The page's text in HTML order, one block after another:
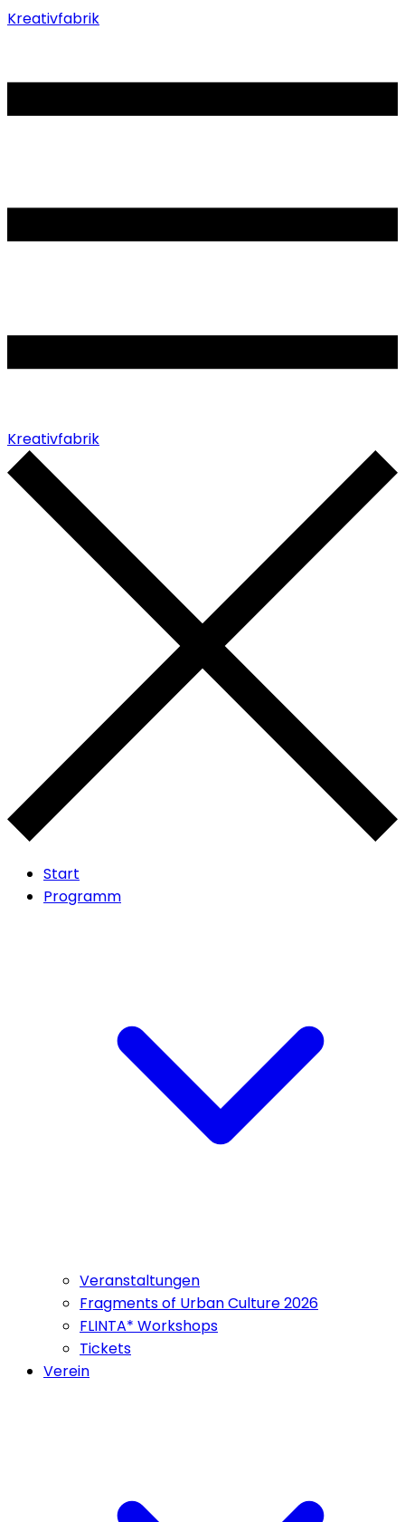
Kreativfabrik
Kreativfabrik
Start
Programm
Veranstaltungen
Fragments of Urban Culture 2026
FLINTA* Workshops
Tickets
Verein